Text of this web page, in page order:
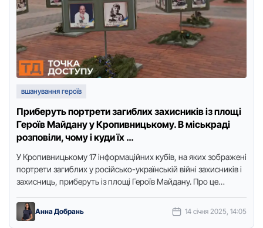
вшанування героїв
Приберуть портрети загиблих захисників із площі
Героїв Майдану у Кропивницькому. В міськраді
розповіли, чому і куди їх …
У Кропивницькому 17 інформаційних кубів, на яких зображені
портрети загиблих у російсько-українській війні захисників і
захисниць, приберуть із площі Героїв Майдану. Про це
Анна Добрань 14 січня 2025, 14:05